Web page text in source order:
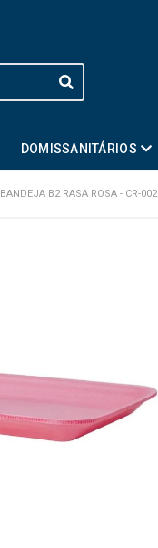
DOMISSANITÁRIOS
BANDEJA B2 RASA ROSA - CR-002